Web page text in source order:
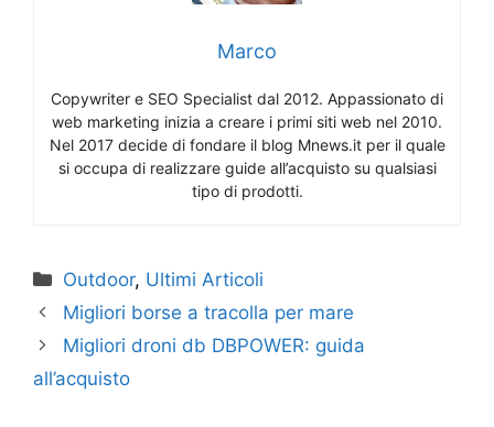
Marco
Copywriter e SEO Specialist dal 2012. Appassionato di
web marketing inizia a creare i primi siti web nel 2010.
Nel 2017 decide di fondare il blog Mnews.it per il quale
si occupa di realizzare guide all’acquisto su qualsiasi
tipo di prodotti.
Categorie
Outdoor, Ultimi Articoli
Migliori borse a tracolla per mare
Migliori droni db DBPOWER: guida
all’acquisto